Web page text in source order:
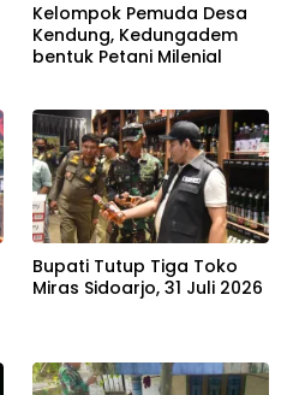
Kelompok Pemuda Desa
Kendung, Kedungadem
bentuk Petani Milenial
Bupati Tutup Tiga Toko
Miras Sidoarjo, 31 Juli 2026